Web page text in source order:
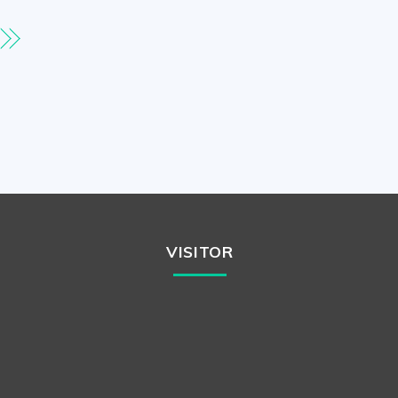
VISITOR